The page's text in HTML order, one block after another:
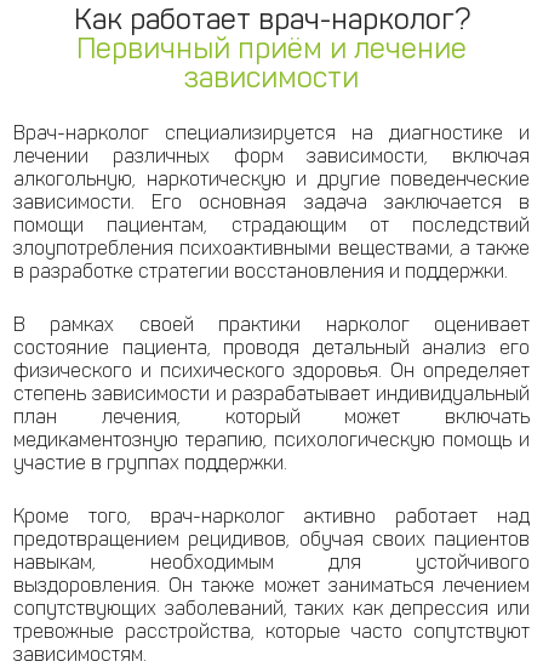
Как работает врач-нарколог?
Первичный приём и лечение
зависимости
Врач-нарколог специализируется на диагностике и
лечении различных форм зависимости, включая
алкогольную, наркотическую и другие поведенческие
зависимости. Его основная задача заключается в
помощи пациентам, страдающим от последствий
злоупотребления психоактивными веществами, а также
в разработке стратегии восстановления и поддержки.
В рамках своей практики нарколог оценивает
состояние пациента, проводя детальный анализ его
физического и психического здоровья. Он определяет
степень зависимости и разрабатывает индивидуальный
план лечения, который может включать
медикаментозную терапию, психологическую помощь и
участие в группах поддержки.
Кроме того, врач-нарколог активно работает над
предотвращением рецидивов, обучая своих пациентов
навыкам, необходимым для устойчивого
выздоровления. Он также может заниматься лечением
сопутствующих заболеваний, таких как депрессия или
тревожные расстройства, которые часто сопутствуют
зависимостям.